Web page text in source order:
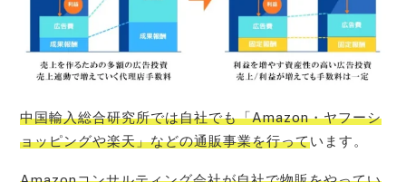
中国輸入総合研究所では自社でも「Amazon・ヤフーシ
ョッピングや楽天」などの通販事業を行っています。